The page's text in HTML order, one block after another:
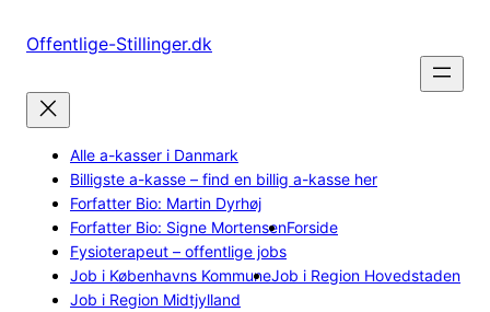
Offentlige-Stillinger.dk
Alle a-kasser i Danmark
Billigste a-kasse – find en billig a-kasse her
Forfatter Bio: Martin Dyrhøj
Forfatter Bio: Signe MortensenForside
Fysioterapeut – offentlige jobs
Job i Københavns KommuneJob i Region Hovedstaden
Job i Region Midtjylland